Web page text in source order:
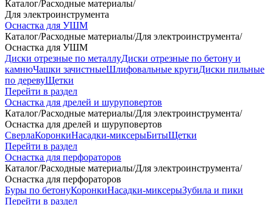
Каталог/Расходные материалы/
Для электроинструмента
Оснастка для УШМ
Каталог/Расходные материалы/Для электроинструмента/
Оснастка для УШМ
Диски отрезные по металлуДиски отрезные по бетону и
камнюЧашки зачистныеШлифовальные кругиДиски пильные
по деревуЩетки
Перейти в раздел
Оснастка для дрелей и шуруповертов
Каталог/Расходные материалы/Для электроинструмента/
Оснастка для дрелей и шуруповертов
СверлаКоронкиНасадки-миксерыБитыЩетки
Перейти в раздел
Оснастка для перфораторов
Каталог/Расходные материалы/Для электроинструмента/
Оснастка для перфораторов
Буры по бетонуКоронкиНасадки-миксерыЗубила и пики
Перейти в раздел